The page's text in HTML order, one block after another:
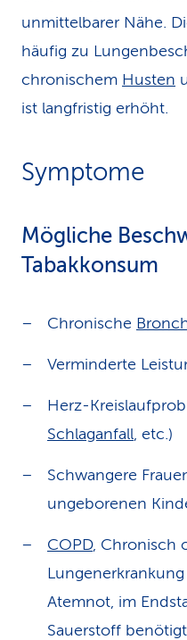
unmittelbarer Nähe.
häufig zu
chronischem Husten
ist langfristig erhöht.
Symptome
Mögliche
Tabakkonsum
Chronische
Verminderte
Herz-
Schlaganfall, etc.)
Schwangere
ungeborenen
COPD, Chronisch
Atemnot, im
Sauerstoff